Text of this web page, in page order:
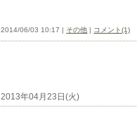
2014/06/03 10:17 | その他 | コメント(1)
2013年04月23日(火)